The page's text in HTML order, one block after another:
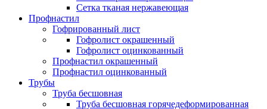
Сетка тканая нержавеющая
Профнастил
Гофрированный лист
Гофролист окрашенный
Гофролист оцинкованный
Профнастил окрашенный
Профнастил оцинкованный
Трубы
Труба бесшовная
Труба бесшовная горячедеформированная